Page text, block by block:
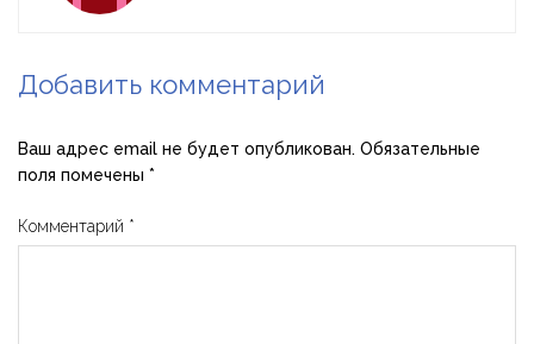
Добавить комментарий
Ваш адрес email не будет опубликован. Обязательные
поля помечены *
Комментарий *